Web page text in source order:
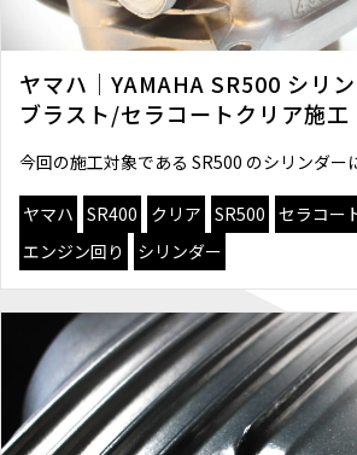
ヤマハ｜YAMAHA SR500 シリ
ブラスト/セラコートクリア施工
今回の施工対象である SR500 のシリンダー
ヤマハ SR400 クリア SR500 セラコー
エンジン回り
シリンダー